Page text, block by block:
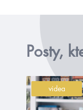
Posty,
videa